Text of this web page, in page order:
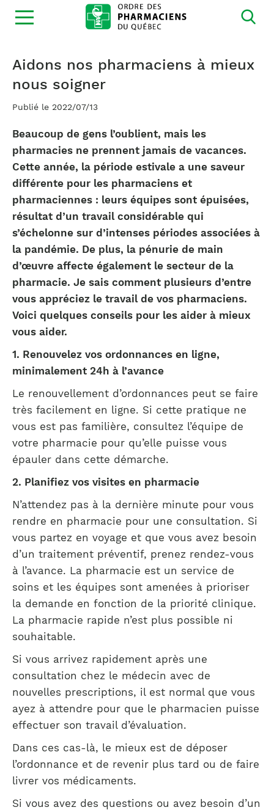
Ouvrir
la
Aidons nos pharmaciens à mieux
nous soigner
Publié le 2022/07/13
Beaucoup de gens l’oublient, mais les
pharmacies ne prennent jamais de vacances.
Cette année, la période estivale a une saveur
différente pour les pharmaciens et
pharmaciennes : leurs équipes sont épuisées,
résultat d’un travail considérable qui
s’échelonne sur d’intenses périodes associées à
la pandémie. De plus, la pénurie de main
d’œuvre affecte également le secteur de la
pharmacie. Je sais comment plusieurs d’entre
vous appréciez le travail de vos pharmaciens.
Voici quelques conseils pour les aider à mieux
vous aider.
1. Renouvelez vos ordonnances en ligne,
minimalement 24h à l’avance
Le renouvellement d’ordonnances peut se faire
très facilement en ligne. Si cette pratique ne
vous est pas familière, consultez l’équipe de
votre pharmacie pour qu’elle puisse vous
épauler dans cette démarche.
2. Planifiez vos visites en pharmacie
N’attendez pas à la dernière minute pour vous
rendre en pharmacie pour une consultation. Si
vous partez en voyage et que vous avez besoin
d’un traitement préventif, prenez rendez-vous
à l’avance. La pharmacie est un service de
soins et les équipes sont amenées à prioriser
la demande en fonction de la priorité clinique.
La pharmacie rapide n’est plus possible ni
souhaitable.
Si vous arrivez rapidement après une
consultation chez le médecin avec de
nouvelles prescriptions, il est normal que vous
ayez à attendre pour que le pharmacien puisse
effectuer son travail d’évaluation.
Dans ces cas-là, le mieux est de déposer
l’ordonnance et de revenir plus tard ou de faire
livrer vos médicaments.
Si vous avez des questions ou avez besoin d’un